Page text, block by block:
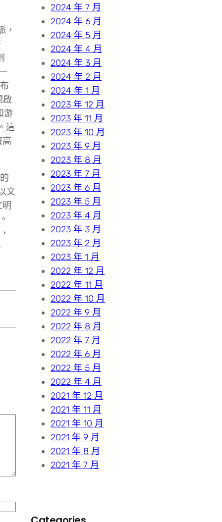
，
啟
游
這
高
文
2024 年 7 月
2024 年 6 月
2024 年 5 月
2024 年 4 月
2024 年 3 月
2024 年 2 月
2024 年 1 月
2023 年 12 月
2023 年 11 月
2023 年 10 月
2023 年 9 月
2023 年 8 月
2023 年 7 月
2023 年 6 月
2023 年 5 月
2023 年 4 月
2023 年 3 月
2023 年 2 月
2023 年 1 月
2022 年 12 月
2022 年 11 月
2022 年 10 月
2022 年 9 月
2022 年 8 月
2022 年 7 月
2022 年 6 月
2022 年 5 月
2022 年 4 月
2021 年 12 月
2021 年 11 月
2021 年 10 月
2021 年 9 月
2021 年 8 月
2021 年 7 月